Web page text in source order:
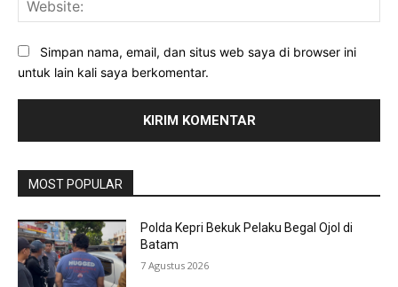
Simpan nama, email, dan situs web saya di browser ini
untuk lain kali saya berkomentar.
MOST POPULAR
Polda Kepri Bekuk Pelaku Begal Ojol di
Batam
7 Agustus 2026